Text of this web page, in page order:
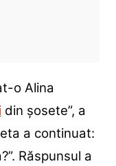
o Alina
din șosete”, a
a continuat:
Răspunsul a